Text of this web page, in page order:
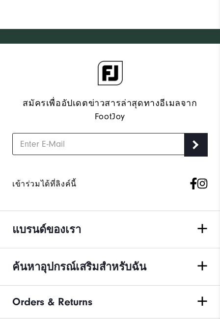
สมัครเพื่ออัปเดตข่าวสารล่าสุดทางอีเมลจาก
FootJoy
เข้าร่วมได้ที่ลิงค์นี้
แบรนด์ของเรา
ค้นหาอุปกรณ์เสริมสำหรับฉัน
Orders & Returns